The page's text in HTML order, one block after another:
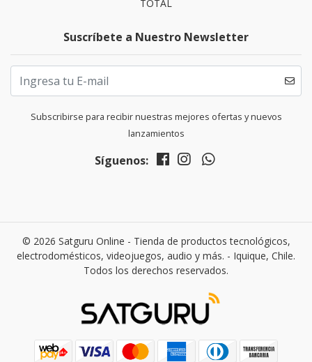
TOTAL
Suscríbete a Nuestro Newsletter
Subscribirse para recibir nuestras mejores ofertas y nuevos
lanzamientos
Síguenos:
© 2026 Satguru Online - Tienda de productos tecnológicos,
electrodomésticos, videojuegos, audio y más. - Iquique, Chile.
Todos los derechos reservados.